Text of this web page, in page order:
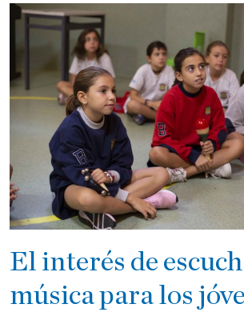
El interés de
música para los